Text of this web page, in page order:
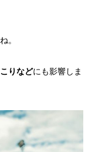
。
りなどにも影響しま